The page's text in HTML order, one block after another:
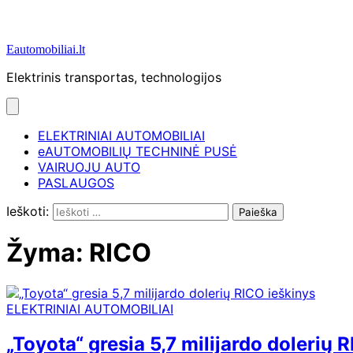
Eautomobiliai.lt
Elektrinis transportas, technologijos
ELEKTRINIAI AUTOMOBILIAI
eAUTOMOBILIŲ TECHNINĖ PUSĖ
VAIRUOJU AUTO
PASLAUGOS
Ieškoti:
Žyma: RICO
ELEKTRINIAI AUTOMOBILIAI
„Toyota“ gresia 5,7 milijardo dolerių